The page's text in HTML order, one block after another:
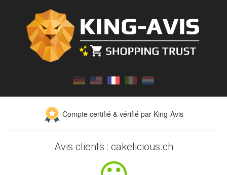
Compte certifié & vérifié par King-Avis
Avis clients : cakelicious.ch